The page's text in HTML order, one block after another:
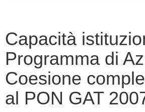
Capacità
Programma di
Coesione
al PON GAT